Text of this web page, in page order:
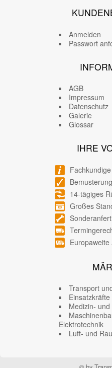
Anmelden
Passwort
AGB
Impressum
Datenschutz
Galerie
Glossar
IHRE
Bemusterung
14-tägiges
Großes
Europaweite
Transport
Einsatzkräfte
Medizin-
Elektrotechnik
Luft- und